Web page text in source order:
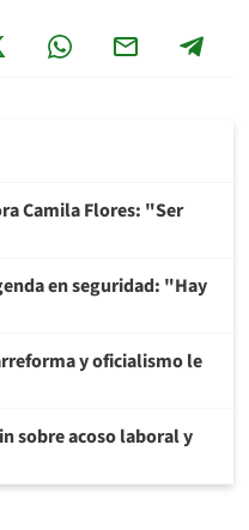
Camila Flores: "Ser
en seguridad: "Hay
y oficialismo le
sobre acoso laboral y